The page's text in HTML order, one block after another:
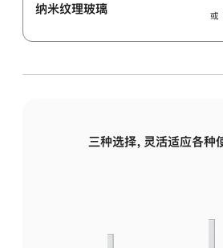
纳米纹理玻璃
或
三种选择，灵活适应各种